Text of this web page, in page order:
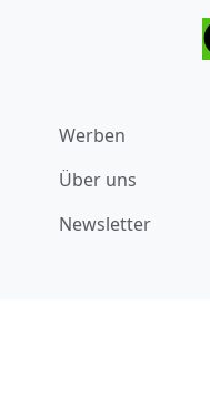
Werben
Über uns
Newsletter